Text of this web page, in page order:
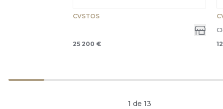
CVSTOS
25 200 €
1 de 13